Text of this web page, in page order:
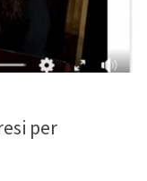
per